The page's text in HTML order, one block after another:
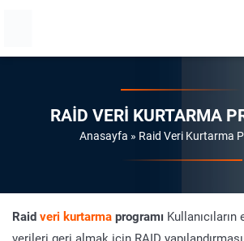
RAID VERI KURTARMA
Anasayfa » Raid Veri Kurtarma
Raid veri kurtarma programı
verileri geri almak için RAID